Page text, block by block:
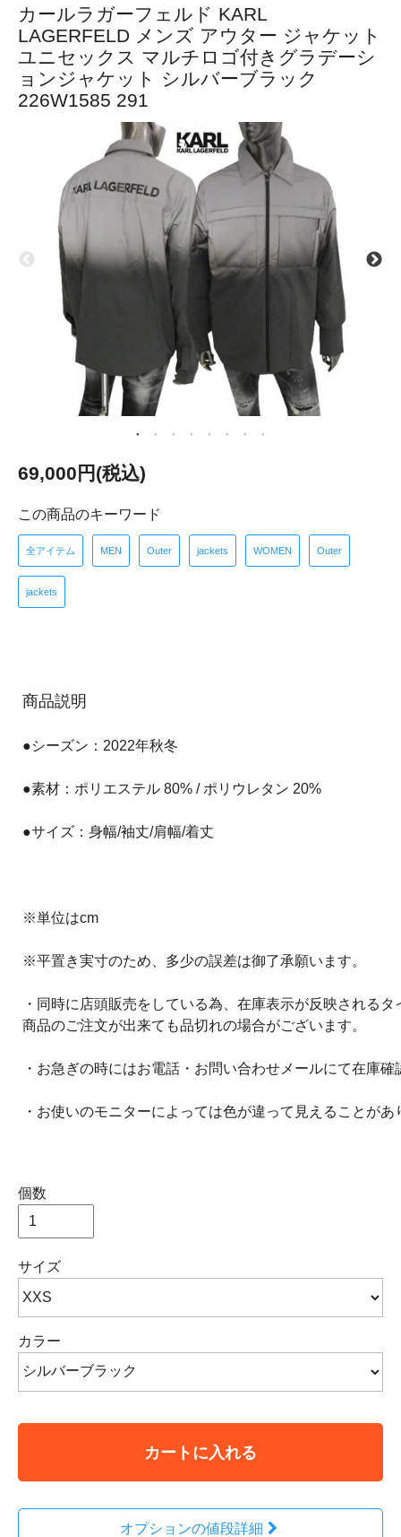
カールラガーフェルド KARL
LAGERFELD メンズ アウター ジャケット
ユニセックス マルチロゴ付きグラデーシ
ョンジャケット シルバーブラック
226W1585 291
69,000円(税込)
この商品のキーワード
全アイテム MEN Outer jackets WOMEN Outer
jackets
商品説明
●シーズン：2022年秋冬
●素材：ポリエステル 80% / ポリウレタン 20%
●サイズ：身幅/袖丈/肩幅/着丈
※単位はcm
※平置き実寸のため、多少の誤差は御了承願います。
・同時に店頭販売をしている為、在庫表示が反映される
商品のご注文が出来ても品切れの場合がございます。
・お急ぎの時にはお電話・お問い合わせメールにて在庫
・お使いのモニターによっては色が違って見えることがあ
個数
サイズ
カラー
カートに入れる
オプションの値段詳細